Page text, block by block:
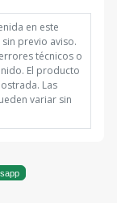
en este
previo aviso.
técnicos o
El producto
Las
variar sin